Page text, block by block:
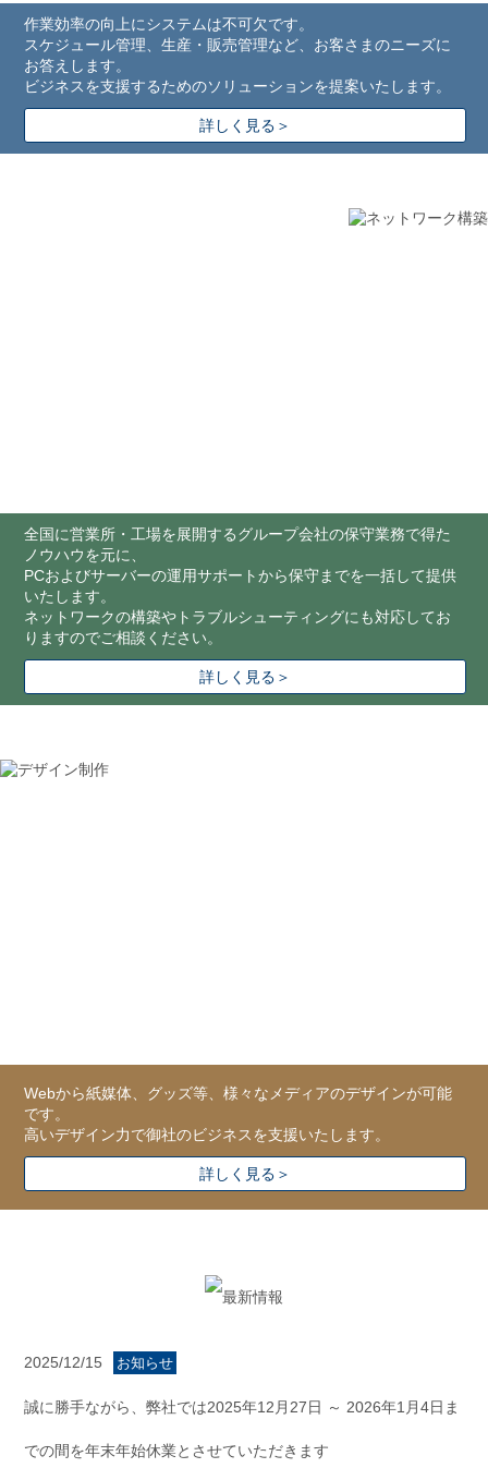
作業効率の向上にシステムは不可欠です。
スケジュール管理、生産・販売管理など、お客さまのニーズに
お答えします。
ビジネスを支援するためのソリューションを提案いたします。
詳しく見る＞
全国に営業所・工場を展開するグループ会社の保守業務で得た
ノウハウを元に、
PCおよびサーバーの運用サポートから保守までを一括して提供
いたします。
ネットワークの構築やトラブルシューティングにも対応してお
りますのでご相談ください。
詳しく見る＞
Webから紙媒体、グッズ等、様々なメディアのデザインが可能
です。
高いデザイン力で御社のビジネスを支援いたします。
詳しく見る＞
2025/12/15 お知らせ
誠に勝手ながら、弊社では2025年12月27日 ～ 2026年1月4日ま
での間を年末年始休業とさせていただきます